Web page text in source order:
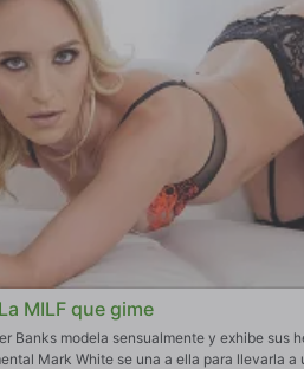
La MILF que gime
Banks modela sensualmente y exhibe sus
Mark White se una a ella para llevarla a